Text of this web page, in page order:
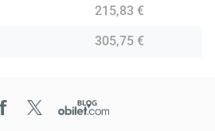
215,83 €
305,75 €